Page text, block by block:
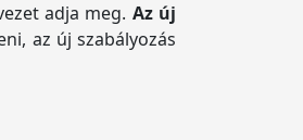
adja meg. Az új
az új szabályozás